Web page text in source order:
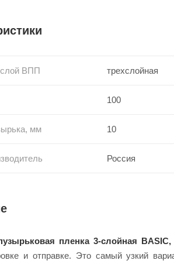
слой ВПП трехслойная
100
мм 10
Россия
пленка 3-слойная
и отправке. Это самый узкий